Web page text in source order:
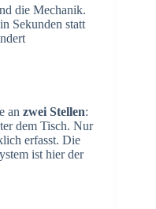
die Mechanik.
Sekunden statt
an zwei Stellen:
dem Tisch. Nur
erfasst. Die
ist hier der